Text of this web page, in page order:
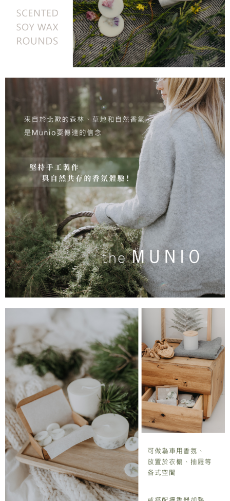
https://netprotections.freshdesk.com/support/home
【注意事項】
１．透過由恩沛科技股份有限公司提供之「AFTEE先享後付」服務完成之交
易，需依本服務之必要範圍內提供個人資料，並將交易相關給付款項請求債
權轉讓予恩沛科技股份有限公司。
２．關於個人資料處理事宜，請瀏覽以下網址：
３．未成年的使用者請事先徵得法定代理人或監護人之同意方可使用
「AFTEE先享後付」，若未經同意申辦者引起之損失，本公司不負相關責
４．使用「AFTEE先享後付」時，將依據個別帳號之用戶狀況，依本公司即
時審查核予不同之上限額度；若仍有額度不足之情形，本公司將視審查結果
５．嚴禁一人註冊多個帳號或使用他人資訊註冊。若發現惡意使用之情形，
恩沛科技股份有限公司將有權停止該用戶之使用額度並採取法律行動。
每筆NT$100，滿NT$1,000(含以上)免運費